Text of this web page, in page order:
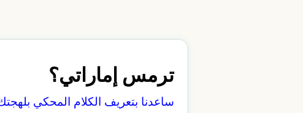
ترمس إماراتي؟
ساعدنا بتعريف الكلام المحكي